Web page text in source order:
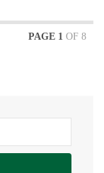
PAGE 1 OF 8